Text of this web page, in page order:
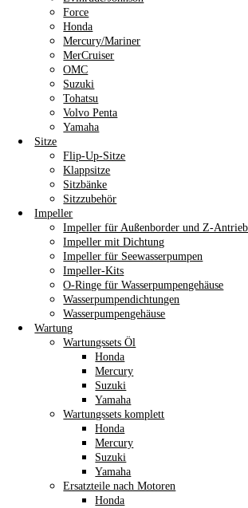
Force
Honda
Mercury/Mariner
MerCruiser
OMC
Suzuki
Tohatsu
Volvo Penta
Yamaha
Sitze
Flip-Up-Sitze
Klappsitze
Sitzbänke
Sitzzubehör
Impeller
Impeller für Außenborder und Z-
Impeller mit Dichtung
Impeller für Seewasserpumpen
Impeller-Kits
O-Ringe für Wasserpumpengehäuse
Wasserpumpendichtungen
Wasserpumpengehäuse
Wartung
Wartungssets Öl
Honda
Mercury
Suzuki
Yamaha
Wartungssets komplett
Honda
Mercury
Suzuki
Yamaha
Ersatzteile nach Motoren
Honda